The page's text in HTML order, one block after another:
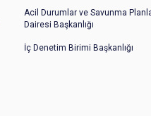
Acil Durumlar ve Savunma
Dairesi Başkanlığı
İç Denetim Birimi Başkanlığı